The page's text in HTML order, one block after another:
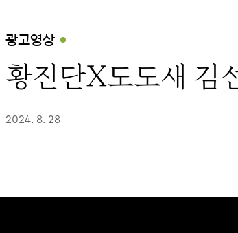
광고영상
황진단X도도새 김
2024. 8. 28